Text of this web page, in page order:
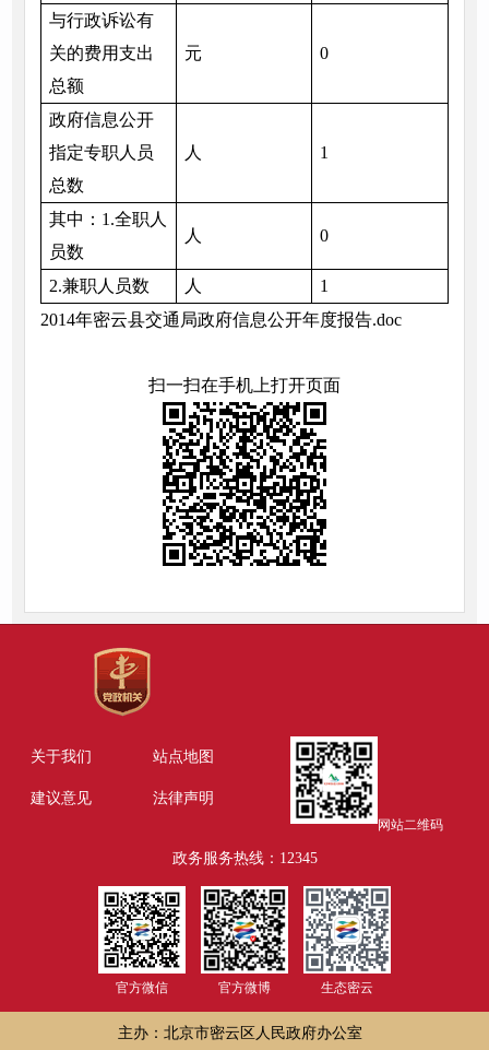
与行政诉讼有
关的费用支出
总额
元 0
政府信息公开
指定专职人员
总数
人 1
其中：1.全职人
员数
人 0
2.兼职人员数 人
1
2014年密云县交通局政府信息公开年度报告.doc
扫一扫在手机上打开页面
关于我们 站点地图
建议意见 法律声明
网站二维码
政务服务热线：12345
官方微信 官方微博 生态密云
主办：北京市密云区人民政府办公室